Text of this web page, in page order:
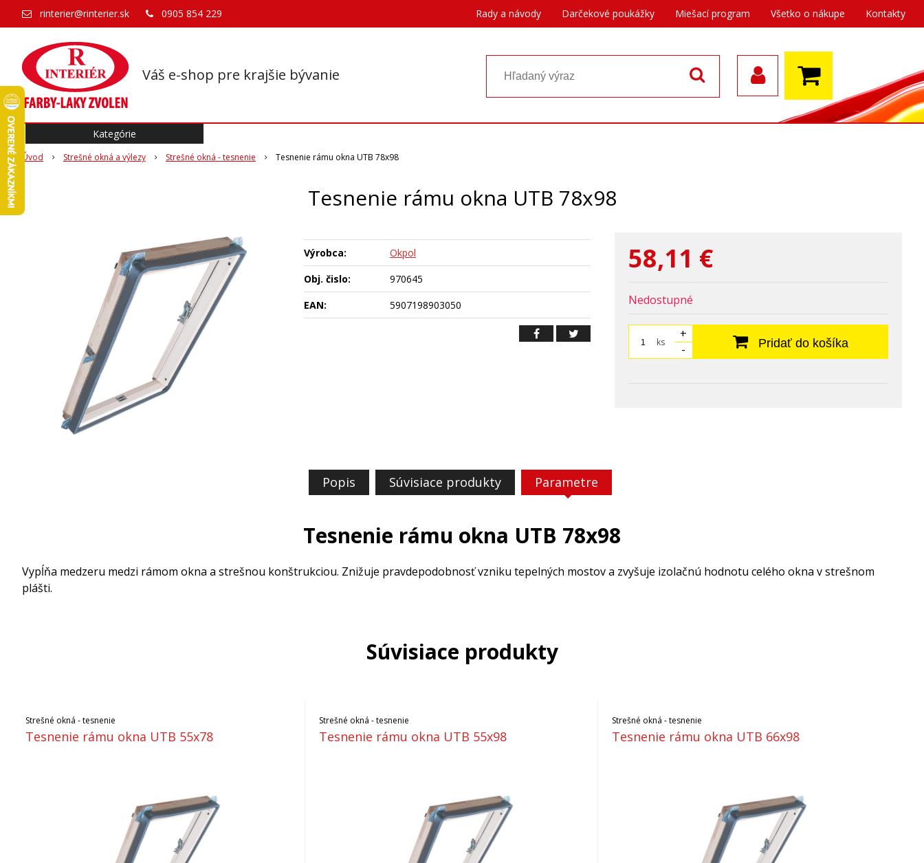
Váš e-shop pre krajšie bývanie
rinterier@rinterier.sk 0905 854 229 Rady a návody Darčekové poukážky Miešací program Všetko o nákupe Kontakty
Úvod Strešné okná a výlezy Strešné okná - tesnenie Tesnenie rámu okna UTB 78x98
Tesnenie rámu okna UTB 78x98
58,11 €
Nedostupné
ks
+
-
Pridať do košíka
Výrobca:
Okpol
Obj. čislo:
970645
EAN:
5907198903050
Popis Súvisiace produkty Parametre
Tesnenie rámu okna UTB 78x98
Vypĺňa medzeru medzi rámom okna a strešnou konštrukciou. Znižuje pravdepodobnosť vzniku tepelných mostov a zvyšuje izolačnú hodnotu celého okna v strešnom
plášti.
Súvisiace produkty
Strešné okná - tesnenie
Tesnenie rámu okna UTB 55x78
Strešné okná - tesnenie
Tesnenie rámu okna UTB 55x98
Strešné okná - tesnenie
Tesnenie rámu okna UTB 66x98
Kategórie